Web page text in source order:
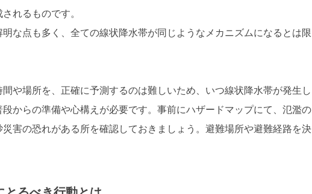
れるものです。
な点も多く、全ての線状降水帯が同じようなメカニズムになるとは限
や場所を、正確に予測するのは難しいため、いつ線状降水帯が発生し
からの準備や心構えが必要です。事前にハザードマップにて、氾濫の
害の恐れがある所を確認しておきましょう。避難場所や避難経路を決